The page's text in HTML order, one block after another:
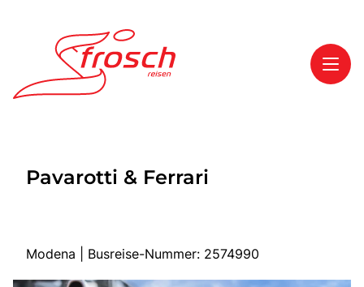
Highlights
Pavarotti & Ferrari
Modena | Busreise-Nummer: 2574990